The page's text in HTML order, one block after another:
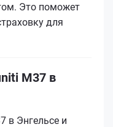
Это поможет
для
M37 в
в Энгельсе и